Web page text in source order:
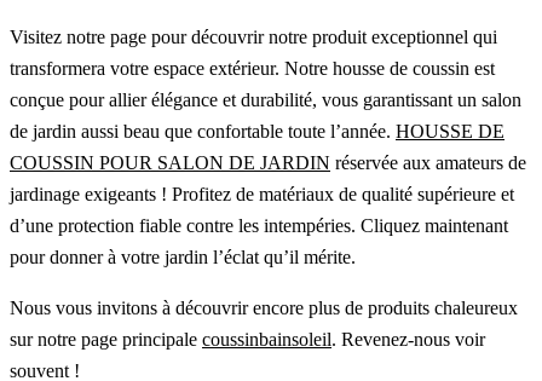
Visitez notre page pour découvrir notre produit exceptionnel qui
transformera votre espace extérieur. Notre housse de coussin est
conçue pour allier élégance et durabilité, vous garantissant un salon
de jardin aussi beau que confortable toute l’année. HOUSSE DE
COUSSIN POUR SALON DE JARDIN réservée aux amateurs de
jardinage exigeants ! Profitez de matériaux de qualité supérieure et
d’une protection fiable contre les intempéries. Cliquez maintenant
pour donner à votre jardin l’éclat qu’il mérite.
Nous vous invitons à découvrir encore plus de produits chaleureux
sur notre page principale coussinbainsoleil. Revenez-nous voir
souvent !